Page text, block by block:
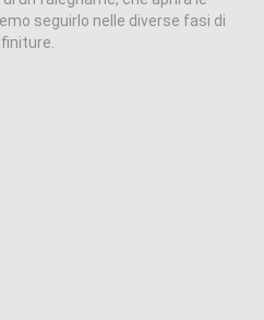
seguirlo nelle diverse fasi di